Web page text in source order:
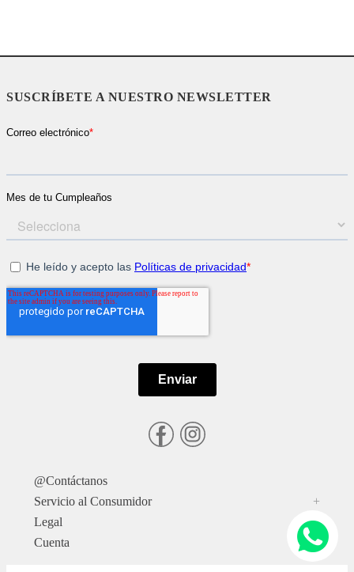
SUSCRÍBETE A NUESTRO NEWSLETTER
@Contáctanos
Servicio al Consumidor
+
Legal
+
Cuenta
+